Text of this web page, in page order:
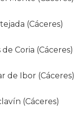
(Cáceres)
Coria (Cáceres)
de Ibor (Cáceres)
(Cáceres)